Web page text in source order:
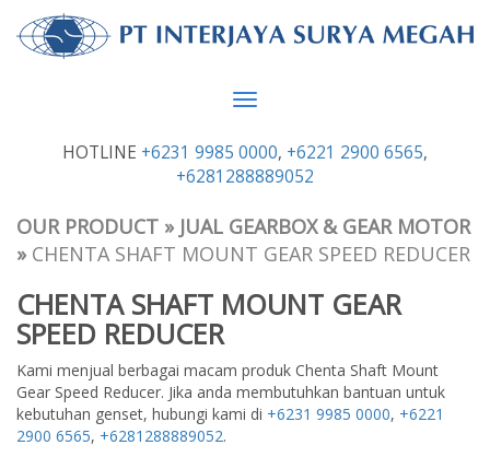
Toggle
HOTLINE +6231 9985 0000, +6221 2900 6565,
+6281288889052
OUR PRODUCT » JUAL GEARBOX & GEAR MOTOR
» CHENTA SHAFT MOUNT GEAR SPEED REDUCER
CHENTA SHAFT MOUNT GEAR
SPEED REDUCER
Kami menjual berbagai macam produk Chenta Shaft Mount
Gear Speed Reducer. Jika anda membutuhkan bantuan untuk
kebutuhan genset, hubungi kami di +6231 9985 0000, +6221
2900 6565, +6281288889052.